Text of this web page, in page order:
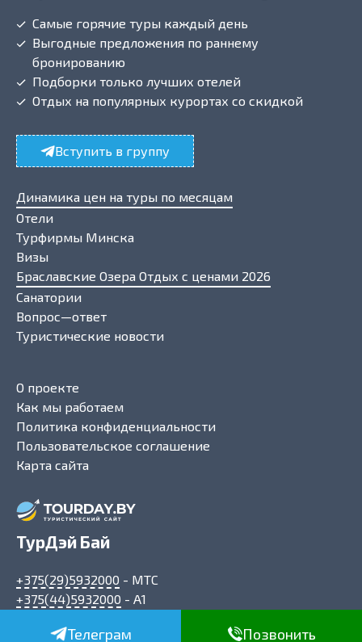
ТурДэй Бай
+375(29)5932000 - МТС
+375(44)5932000 - A1
info@tourday.by
Динамика цен на туры по месяцам
Отели
Турфирмы Минска
Визы
Браславские Озера Отдых с ценами 2026
Санатории
Вопрос—ответ
Туристические новости
О проекте
Как мы работаем
Политика конфиденциальности
Пользовательское соглашение
Карта сайта
Самые горячие туры каждый день
Выгодные предложения по раннему
бронированию
Подборки только лучших отелей
Отдых на популярных курортах со скидкой
Вступить в группу
Телеграм Позвонить